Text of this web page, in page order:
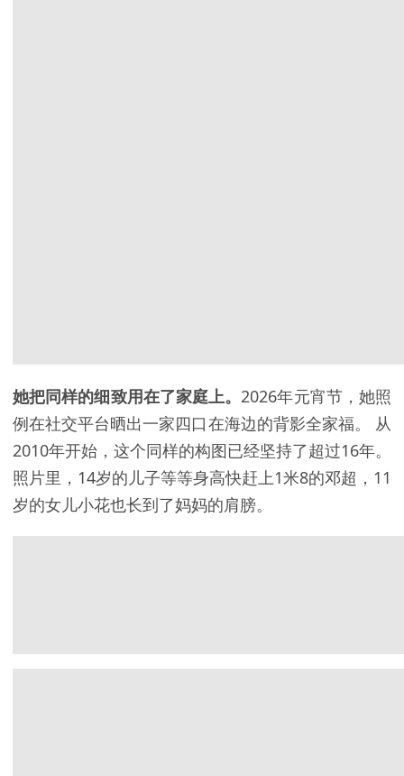
她把同样的细致用在了家庭上。2026年元宵节，她照
例在社交平台晒出一家四口在海边的背影全家福。 从
2010年开始，这个同样的构图已经坚持了超过16年。
照片里，14岁的儿子等等身高快赶上1米8的邓超，11
岁的女儿小花也长到了妈妈的肩膀。